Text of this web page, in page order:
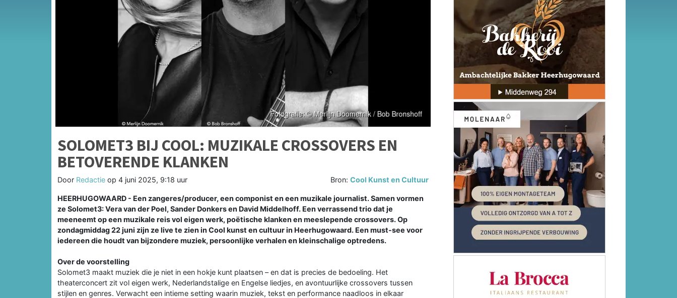
SOLOMET3 BIJ COOL: MUZIKALE CROSSOVERS EN
BETOVERENDE KLANKEN
Door Redactie op 4 juni 2025, 9:18 uur Bron:Cool Kunst en Cultuur
HEERHUGOWAARD - Een zangeres/producer, een componist en een muzikale journalist. Samen vormen
ze Solomet3: Vera van der Poel, Sander Donkers en David Middelhoff. Een verrassend trio dat je
meeneemt op een muzikale reis vol eigen werk, poëtische klanken en meeslepende crossovers. Op
zondagmiddag 22 juni zijn ze live te zien in Cool kunst en cultuur in Heerhugowaard. Een must-see voor
iedereen die houdt van bijzondere muziek, persoonlijke verhalen en kleinschalige optredens.
Over de voorstelling
Solomet3 maakt muziek die je niet in een hokje kunt plaatsen – en dat is precies de bedoeling. Het
theaterconcert zit vol eigen werk, Nederlandstalige en Engelse liedjes, en avontuurlijke crossovers tussen
stijlen en genres. Verwacht een intieme setting waarin muziek, tekst en performance naadloos in elkaar